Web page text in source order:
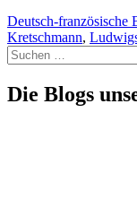
Deutsch-französische
Kretschmann,
Suche
nach:
Die Blogs